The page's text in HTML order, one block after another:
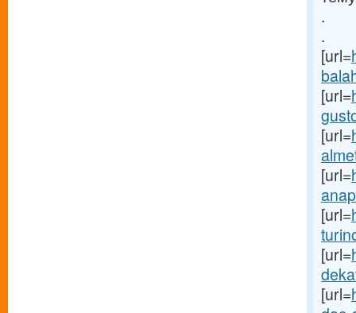
.
.
[url=
[url=
[url=
[url=
[url=
[url=
[url=